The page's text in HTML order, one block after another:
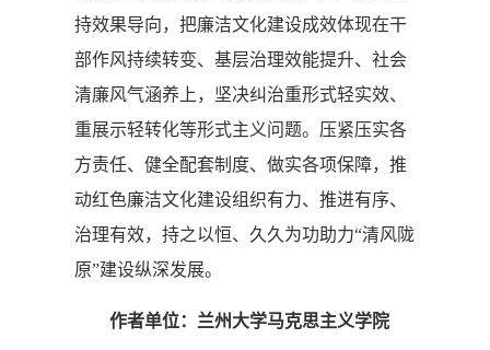
持效果导向，把廉洁文化建设成效体现在干
部作风持续转变、基层治理效能提升、社会
清廉风气涵养上，坚决纠治重形式轻实效、
重展示轻转化等形式主义问题。压紧压实各
方责任、健全配套制度、做实各项保障，推
动红色廉洁文化建设组织有力、推进有序、
治理有效，持之以恒、久久为功助力“清风陇
原”建设纵深发展。
作者单位：兰州大学马克思主义学院